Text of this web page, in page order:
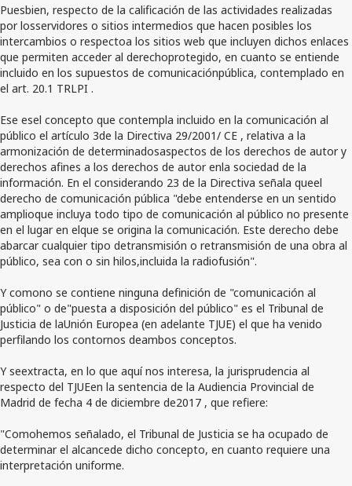
Puesbien, respecto de la calificación de las actividades realizadas
por losservidores o sitios intermedios que hacen posibles los
intercambios o respectoa los sitios web que incluyen dichos enlaces
que permiten acceder al derechoprotegido, en cuanto se entiende
incluido en los supuestos de comunicaciónpública, contemplado en
el art. 20.1 TRLPI .
Ese esel concepto que contempla incluido en la comunicación al
público el artículo 3de la Directiva 29/2001/ CE , relativa a la
armonización de determinadosaspectos de los derechos de autor y
derechos afines a los derechos de autor enla sociedad de la
información. En el considerando 23 de la Directiva señala queel
derecho de comunicación pública "debe entenderse en un sentido
amplioque incluya todo tipo de comunicación al público no presente
en el lugar en elque se origina la comunicación. Este derecho debe
abarcar cualquier tipo detransmisión o retransmisión de una obra al
público, sea con o sin hilos,incluida la radiofusión".
Y comono se contiene ninguna definición de "comunicación al
público" o de"puesta a disposición del público" es el Tribunal de
Justicia de laUnión Europea (en adelante TJUE) el que ha venido
perfilando los contornos deambos conceptos.
Y seextracta, en lo que aquí nos interesa, la jurisprudencia al
respecto del TJUEen la sentencia de la Audiencia Provincial de
Madrid de fecha 4 de diciembre de2017 , que refiere:
"Comohemos señalado, el Tribunal de Justicia se ha ocupado de
determinar el alcancede dicho concepto, en cuanto requiere una
interpretación uniforme.